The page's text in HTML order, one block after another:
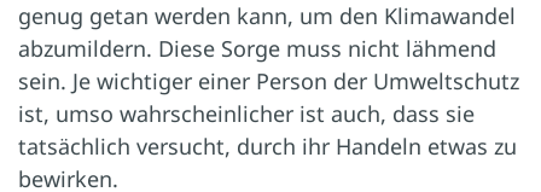
genug getan werden kann, um den Klimawandel
abzumildern. Diese Sorge muss nicht lähmend
sein. Je wichtiger einer Person der Umweltschutz
ist, umso wahrscheinlicher ist auch, dass sie
tatsächlich versucht, durch ihr Handeln etwas zu
bewirken.